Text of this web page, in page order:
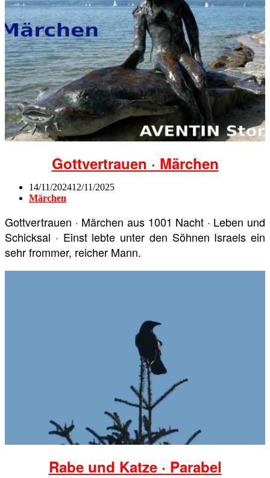
Gottvertrauen · Märchen
14/11/202412/11/2025
Märchen
Gottvertrauen · Märchen aus 1001 Nacht · Leben und
Schicksal · Einst lebte unter den Söhnen Israels ein
sehr frommer, reicher Mann.
Rabe und Katze · Parabel